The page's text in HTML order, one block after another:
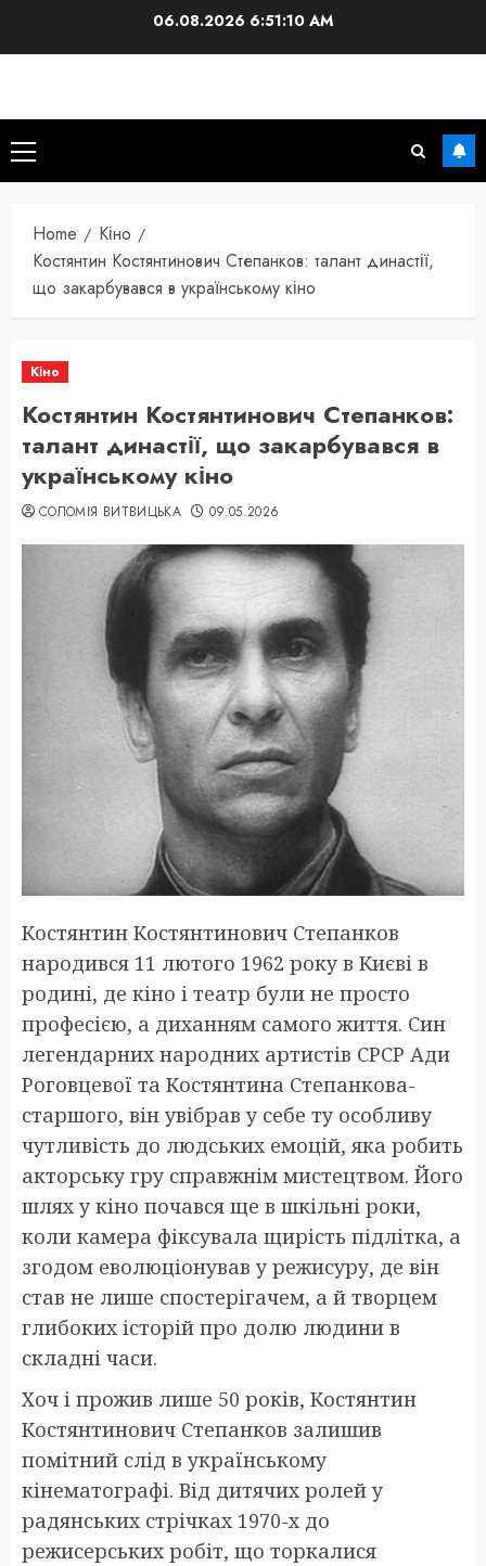
06.08.20266:51:11 AM
Primary
Menu
Home
Кіно
Костянтин Костянтинович Степанков: талант династії,
що закарбувався в українському кіно
Кіно
Костянтин Костянтинович Степанков:
талант династії, що закарбувався в
українському кіно
СОЛОМІЯ ВИТВИЦЬКА 09.05.2026
Костянтин Костянтинович Степанков
народився 11 лютого 1962 року в Києві в
родині, де кіно і театр були не просто
професією, а диханням самого життя. Син
легендарних народних артистів СРСР Ади
Роговцевої та Костянтина Степанкова-
старшого, він увібрав у себе ту особливу
чутливість до людських емоцій, яка робить
акторську гру справжнім мистецтвом. Його
шлях у кіно почався ще в шкільні роки,
коли камера фіксувала щирість підлітка, а
згодом еволюціонував у режисуру, де він
став не лише спостерігачем, а й творцем
глибоких історій про долю людини в
складні часи.
Хоч і прожив лише 50 років, Костянтин
Костянтинович Степанков залишив
помітний слід в українському
кінематографі. Від дитячих ролей у
радянських стрічках 1970-х до
режисерських робіт, що торкалися